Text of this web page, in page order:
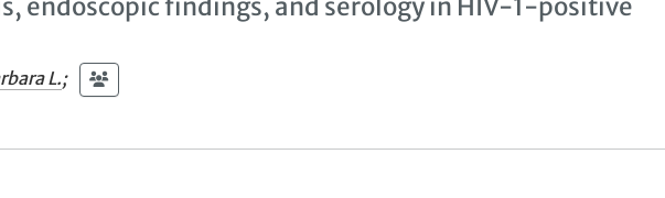
endoscopic findings, and serology in HIV-1-positive
L.;